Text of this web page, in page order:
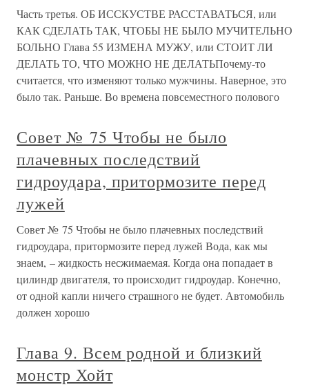
Часть третья. ОБ ИССКУСТВЕ РАССТАВАТЬСЯ, или
КАК СДЕЛАТЬ ТАК, ЧТОБЫ НЕ БЫЛО МУЧИТЕЛЬНО
БОЛЬНО Глава 55 ИЗМЕНА МУЖУ, или СТОИТ ЛИ
ДЕЛАТЬ ТО, ЧТО МОЖНО НЕ ДЕЛАТЬПочему-то
считается, что изменяют только мужчины. Наверное, это
было так. Раньше. Во времена повсеместного полового
Совет № 75 Чтобы не было
плачевных последствий
гидроудара, притормозите перед
лужей
Совет № 75 Чтобы не было плачевных последствий
гидроудара, притормозите перед лужей Вода, как мы
знаем, – жидкость несжимаемая. Когда она попадает в
цилиндр двигателя, то происходит гидроудар. Конечно,
от одной капли ничего страшного не будет. Автомобиль
должен хорошо
Глава 9. Всем родной и близкий
монстр Хойт